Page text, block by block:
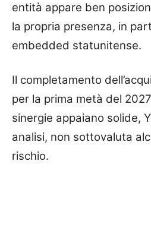
entità appare ben
la propria presenza, in
embedded statunitense.
Il completamento
per la prima metà del
sinergie appaiano solide,
analisi, non sottovaluta
rischio.